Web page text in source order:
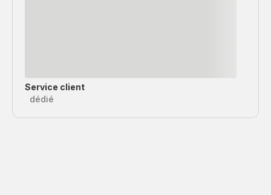
Service client
dédié